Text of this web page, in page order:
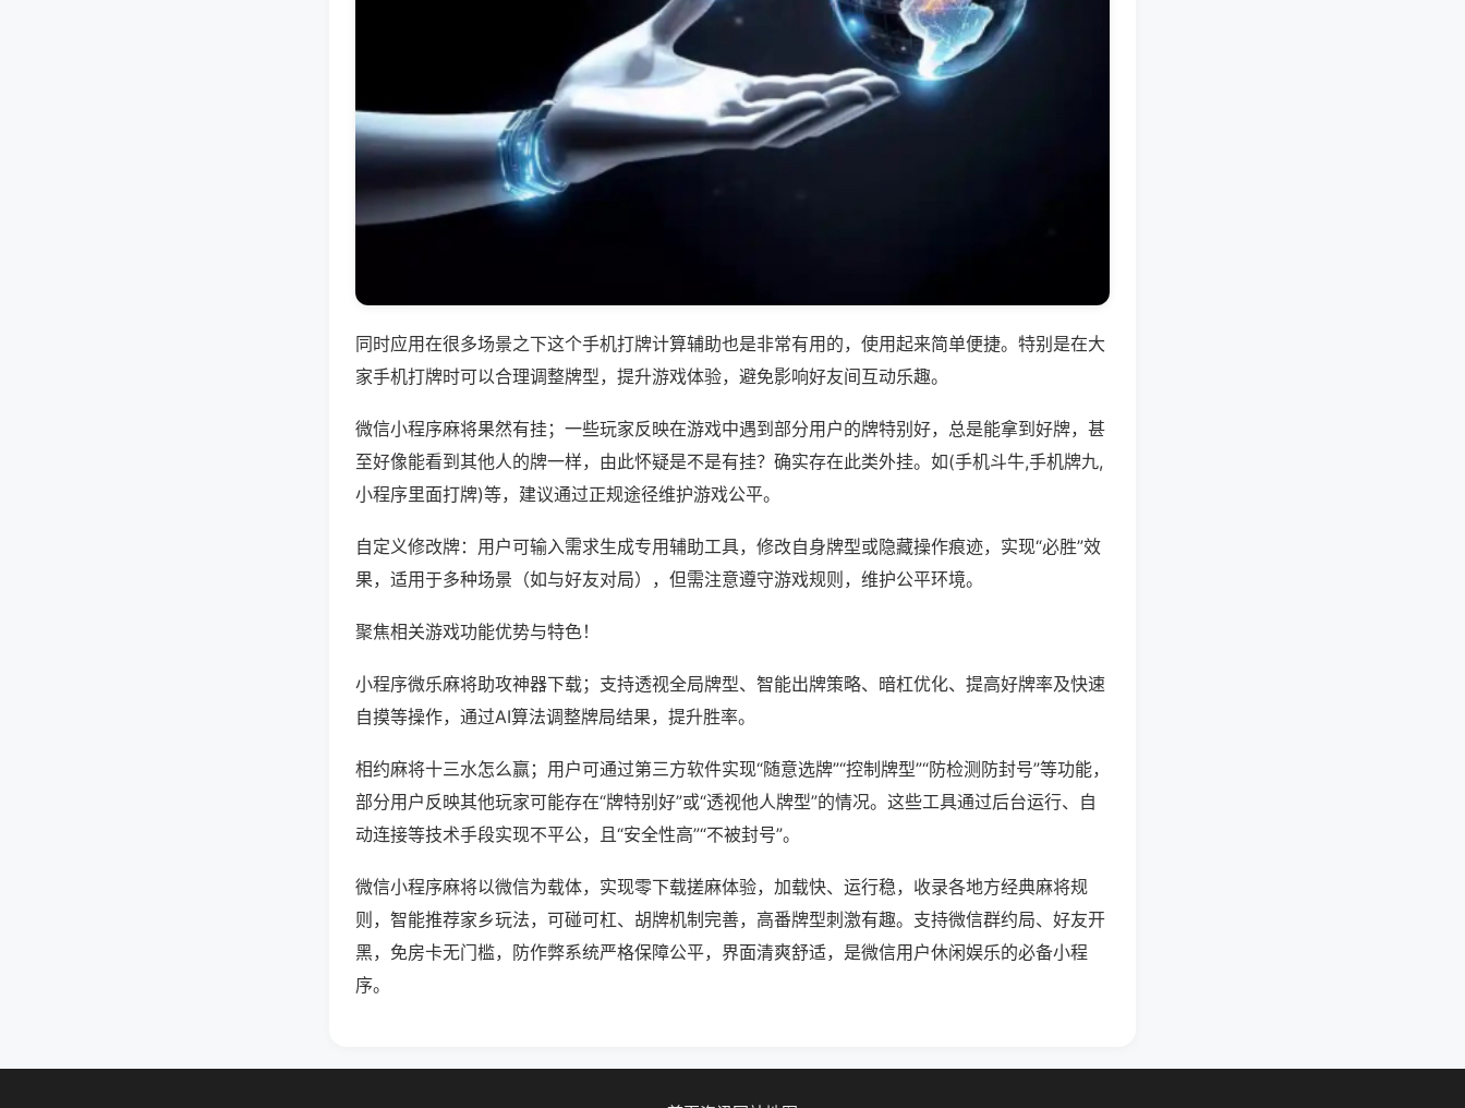
同时应用在很多场景之下这个手机打牌计算辅助也是非常有用的，使用起来简单便捷。特别是在大
家手机打牌时可以合理调整牌型，提升游戏体验，避免影响好友间互动乐趣。
微信小程序麻将果然有挂；一些玩家反映在游戏中遇到部分用户的牌特别好，总是能拿到好牌，甚
至好像能看到其他人的牌一样，由此怀疑是不是有挂？确实存在此类外挂。如(手机斗牛,手机牌九,
小程序里面打牌)等，建议通过正规途径维护游戏公平。
自定义修改牌：用户可输入需求生成专用辅助工具，修改自身牌型或隐藏操作痕迹，实现“必胜”效
果，适用于多种场景（如与好友对局），但需注意遵守游戏规则，维护公平环境。
聚焦相关游戏功能优势与特色！
小程序微乐麻将助攻神器下载；支持透视全局牌型、智能出牌策略、暗杠优化、提高好牌率及快速
自摸等操作，通过AI算法调整牌局结果，提升胜率。
相约麻将十三水怎么赢；用户可通过第三方软件实现“随意选牌”“控制牌型”“防检测防封号”等功能，
部分用户反映其他玩家可能存在“牌特别好”或“透视他人牌型”的情况。这些工具通过后台运行、自
动连接等技术手段实现不平公，且“安全性高”“不被封号”。
微信小程序麻将以微信为载体，实现零下载搓麻体验，加载快、运行稳，收录各地方经典麻将规
则，智能推荐家乡玩法，可碰可杠、胡牌机制完善，高番牌型刺激有趣。支持微信群约局、好友开
黑，免房卡无门槛，防作弊系统严格保障公平，界面清爽舒适，是微信用户休闲娱乐的必备小程
序。